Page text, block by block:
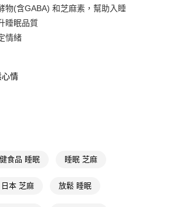
】
，簡訊認證，即可結帳。
物(含GABA) 和芝麻素，幫助入睡
睡眠品質
情緒
心情
食品 睡眠 睡眠 芝麻
日本 芝麻 放鬆 睡眠